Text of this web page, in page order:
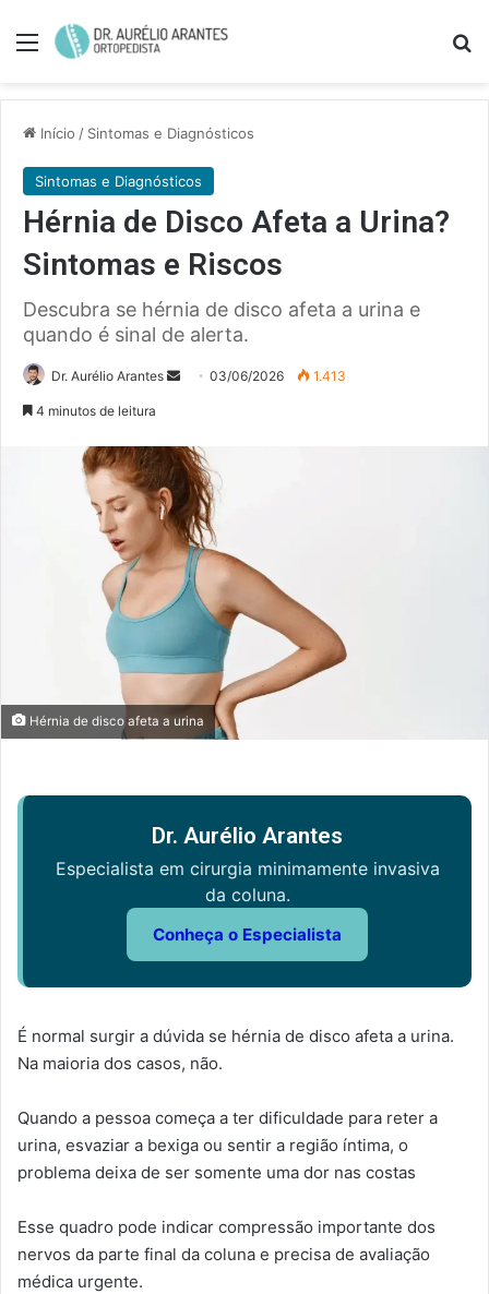
Menu
Início / Sintomas e Diagnósticos
Sintomas e Diagnósticos
Hérnia de Disco Afeta a Urina?
Sintomas e Riscos
Descubra se hérnia de disco afeta a urina e
quando é sinal de alerta.
Dr. Aurélio Arantes
Mande
mail
03/06/2026 1.413
4 minutos de leitura
Hérnia de disco afeta a urina
Dr. Aurélio Arantes
Especialista em cirurgia minimamente invasiva
da coluna.
Conheça o Especialista
É normal surgir a dúvida se hérnia de disco afeta a urina.
Na maioria dos casos, não.
Quando a pessoa começa a ter dificuldade para reter a
urina, esvaziar a bexiga ou sentir a região íntima, o
problema deixa de ser somente uma dor nas costas
Esse quadro pode indicar compressão importante dos
nervos da parte final da coluna e precisa de avaliação
médica urgente.